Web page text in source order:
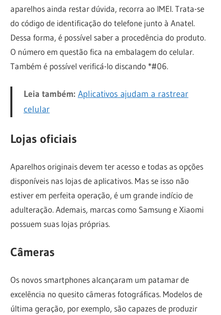
aparelhos ainda restar dúvida, recorra ao IMEI. Trata-se
do código de identificação do telefone junto à Anatel.
Dessa forma, é possível saber a procedência do produto.
O número em questão fica na embalagem do celular.
Também é possível verificá-lo discando *#06.
Leia também: Aplicativos ajudam a rastrear
celular
Lojas oficiais
Aparelhos originais devem ter acesso e todas as opções
disponíveis nas lojas de aplicativos. Mas se isso não
estiver em perfeita operação, é um grande indício de
adulteração. Ademais, marcas como Samsung e Xiaomi
possuem suas lojas próprias.
Câmeras
Os novos smartphones alcançaram um patamar de
excelência no quesito câmeras fotográficas. Modelos de
última geração, por exemplo, são capazes de produzir